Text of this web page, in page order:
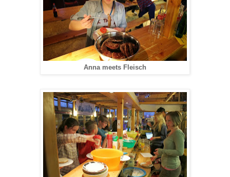
Anna meets Fleisch